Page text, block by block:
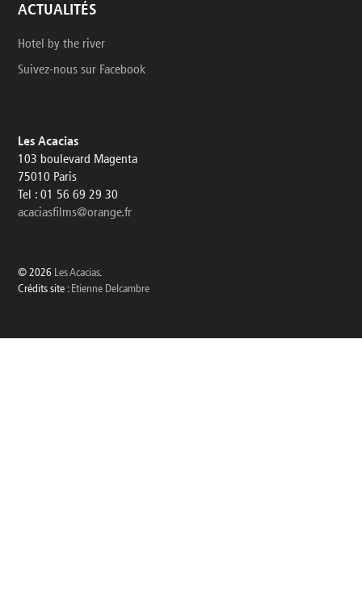
ACTUALITÉS
Hotel by the river
Suivez-nous sur Facebook
Les Acacias
103 boulevard Magenta
75010 Paris
Tel : 01 56 69 29 30
acaciasfilms@orange.fr
© 2026 Les Acacias.
Crédits site : Etienne Delcambre